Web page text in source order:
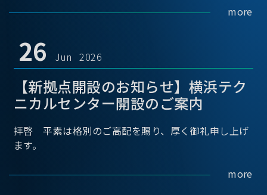
more
26 Jun 2026
【新拠点開設のお知らせ】横浜テク
ニカルセンター開設のご案内
拝啓 平素は格別のご高配を賜り、厚く御礼申し上げ
ます。
more